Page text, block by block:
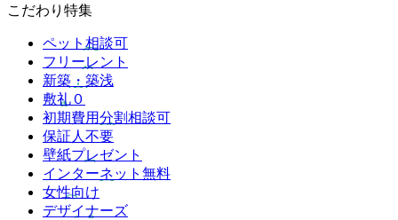
こだわり特集
ペット相談可
フリーレント
新築・築浅
敷礼０
初期費用分割相談可
保証人不要
壁紙プレゼント
インターネット無料
女性向け
デザイナーズ